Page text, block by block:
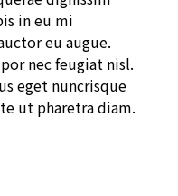
in eu mi
eu augue.
nec feugiat nisl.
eget nuncrisque
ut pharetra diam.